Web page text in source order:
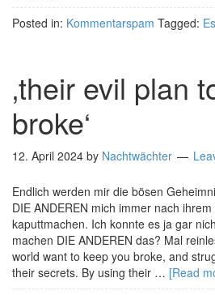
Posted in: Kommentarspam Tagged:
‚their evil plan
broke‘
12. April 2024 by Nachtwächter
Endlich werden mir die bösen
DIE ANDEREN mich immer nach
kaputtmachen. Ich konnte es ja gar
machen DIE ANDEREN das? Mal
world want to keep you broke, and
their secrets. By using their … [Read